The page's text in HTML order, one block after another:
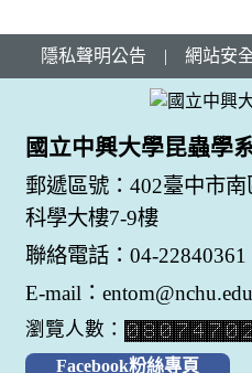
隱私聲明公告 | 網站安
國立中興大學昆蟲學
郵遞區號：402臺中市
科學大樓7-9樓
聯絡電話：04-22840361
E-mail：
瀏覽人數：
Facebook粉絲專頁